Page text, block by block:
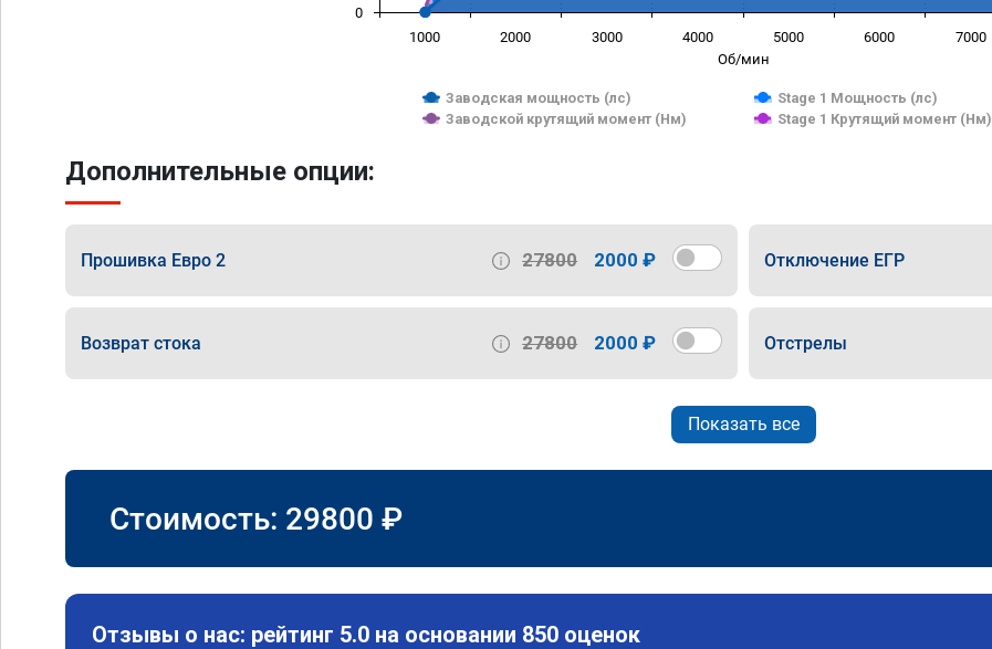
Об/мин
Заводская мощность (лс)
Stage 1 Мощность (лс)
Заводской крутящий момент (Нм)
Stage 1 Крутящий момент (Нм)
1000 2000 3000 4000 5000 6000 7000
0
Дополнительные опции:
Прошивка Евро 2 27800 2000 ₽ Отключение ЕГР
Возврат стока 27800 2000 ₽ Отстрелы
Показать все
Стоимость: 29800 ₽
Отзывы о нас: рейтинг 5.0 на основании 850 оценок